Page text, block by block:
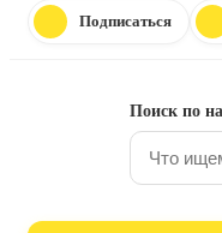
Подписаться
Поиск по